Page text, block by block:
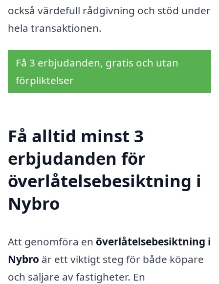
också värdefull rådgivning och stöd under
hela transaktionen.
Få 3 erbjudanden, gratis och utan
förpliktelser
Få alltid minst 3
erbjudanden för
överlåtelsebesiktning i
Nybro
Att genomföra en överlåtelsebesiktning i
Nybro är ett viktigt steg för både köpare
och säljare av fastigheter. En